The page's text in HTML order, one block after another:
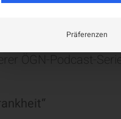
ÖGN-Podcast-Serie
Präferenzen